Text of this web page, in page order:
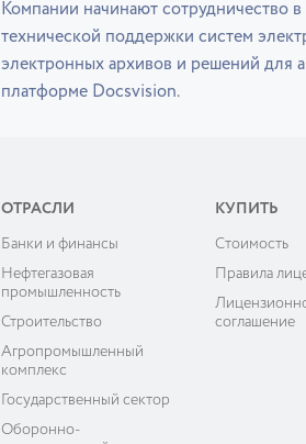
Компании начинают сотрудничество
технической поддержки систем
электронных архивов и решений для
платформе Docsvision.
ОТРАСЛИ
Банки и финансы
Нефтегазовая
промышленность
Строительство
Агропромышленный
комплекс
Государственный сектор
Оборонно-
КУПИТЬ
Cтоимость
Правила
соглашение